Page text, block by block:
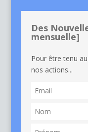
Des
mensuelle]
Pour être tenu
nos actions...